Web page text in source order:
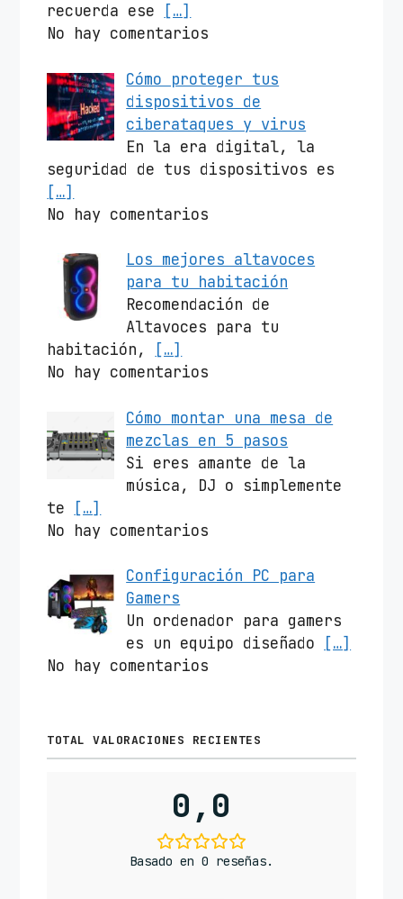
recuerda ese
[…]
No hay comentarios
Cómo proteger tus
dispositivos de
ciberataques y virus
En la era digital, la
seguridad de tus dispositivos es
[…]
No hay comentarios
Los mejores altavoces
para tu habitación
Recomendación de
Altavoces para tu
habitación,
[…]
No hay comentarios
Cómo montar una mesa de
mezclas en 5 pasos
Si eres amante de la
música, DJ o simplemente
te
[…]
No hay comentarios
Configuración PC para
Gamers
Un ordenador para gamers
es un equipo diseñado
[…]
No hay comentarios
TOTAL VALORACIONES RECIENTES
0,0
Basado en 0 reseñas.